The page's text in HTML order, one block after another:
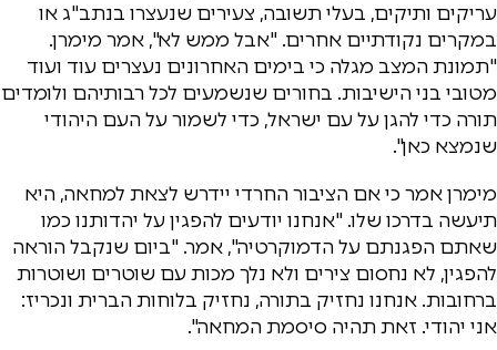
עריקים ותיקים, בעלי תשובה, צעירים שנעצרו בנתב"ג או
במקרים נקודתיים אחרים. "אבל ממש לא", אמר מימרן.
"תמונת המצב מגלה כי בימים האחרונים נעצרים עוד ועוד
מטובי בני הישיבות. בחורים שנשמעים לכל רבותיהם ולומדים
תורה כדי להגן על עם ישראל, כדי לשמור על העם היהודי
שנמצא כאן".
מימרן אמר כי אם הציבור החרדי יידרש לצאת למחאה, היא
תיעשה בדרכו שלו. "אנחנו יודעים להפגין על יהדותנו כמו
שאתם הפגנתם על הדמוקרטיה", אמר. "ביום שנקבל הוראה
להפגין, לא נחסום צירים ולא נלך מכות עם שוטרים ושוטרות
ברחובות. אנחנו נחזיק בתורה, נחזיק בלוחות הברית ונכריז:
אני יהודי. זאת תהיה סיסמת המחאה".